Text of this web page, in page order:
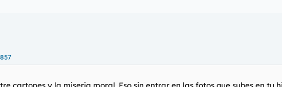
cartones y la miseria moral. Eso sin entrar en las fotos que subes en tu